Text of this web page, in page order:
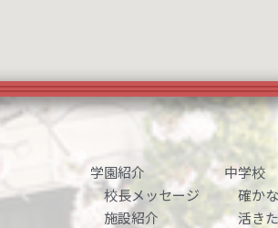
学園紹介
校長メッセージ
施設紹介
中学校
確かな
活きた